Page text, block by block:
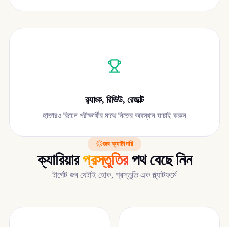
০৪
র‍্যাংক, রিভিউ, রেজাল্ট
হাজারও রিয়েল পরীক্ষার্থীর মাঝে নিজের অবস্থান যাচাই করুন
জব ক্যাটাগরি
ক্যারিয়ারপ্রস্তুতিরপথ বেছে নিন
টার্গেট জব যেটাই হোক, প্রস্তুতি এক প্ল্যাটফর্মে